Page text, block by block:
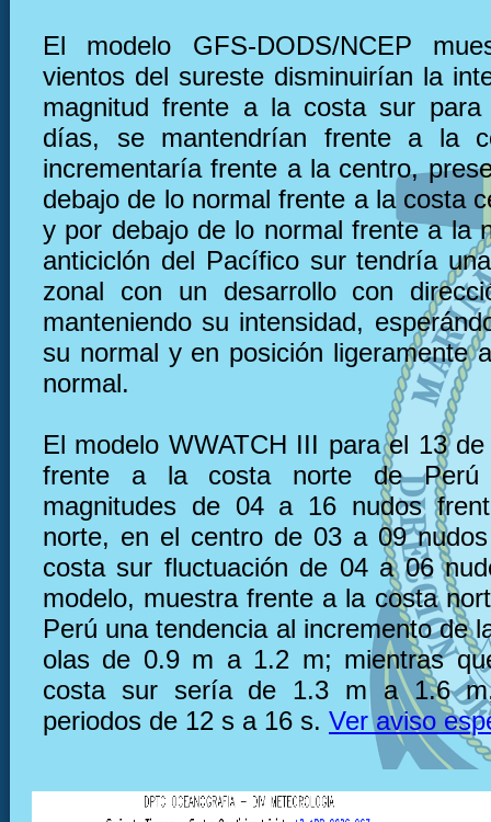
El modelo GFS-DODS/NCEP
vientos del sureste disminuirían la
magnitud frente a la costa sur para
días, se mantendrían frente a la
incrementaría frente a la centro,
debajo de lo normal frente a la costa
y por debajo de lo normal frente a la
anticiclón del Pacífico sur tendría
zonal con un desarrollo con
manteniendo su intensidad,
su normal y en posición ligeramente
normal.
El modelo WWATCH III para el 13
frente a la costa norte de Perú
magnitudes de 04 a 16 nudos
norte, en el centro de 03 a 09
costa sur fluctuación de 04 a 06
modelo, muestra frente a la costa
Perú una tendencia al incremento de
olas de 0.9 m a 1.2 m; mientras
costa sur sería de 1.3 m a 1.6
periodos de 12 s a 16 s. Ver aviso